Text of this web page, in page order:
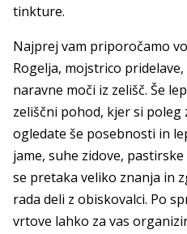
tinkture.
Najprej vam priporočamo
Rogelja, mojstrico
naravne moči iz zelišč. Še
zeliščni pohod, kjer si poleg
ogledate še posebnosti in
jame, suhe zidove,
se pretaka veliko znanja in
rada deli z obiskovalci. Po
vrtove lahko za vas